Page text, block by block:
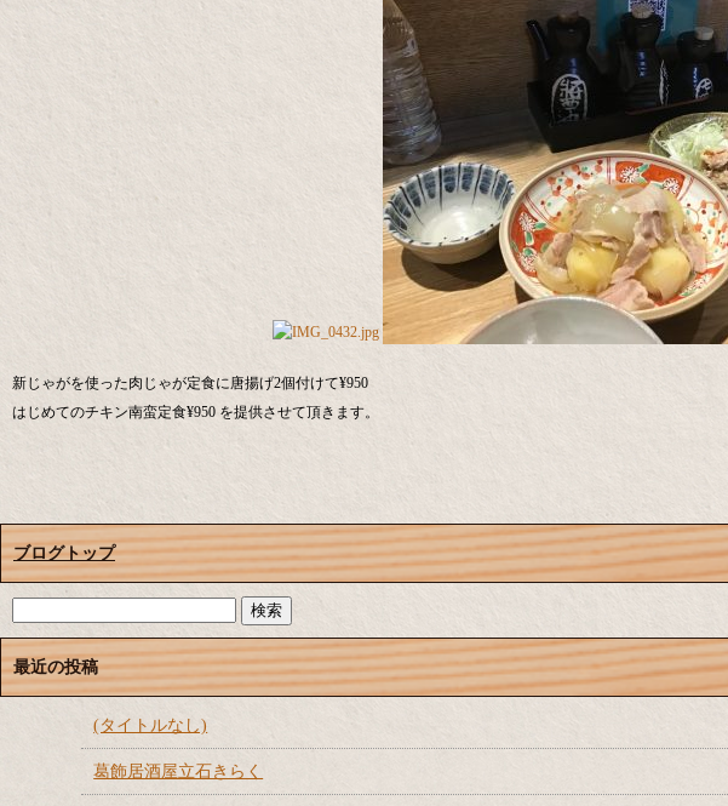
新じゃがを使った肉じゃが定食に唐揚げ2個付けて¥950
はじめてのチキン南蛮定食¥950 を提供させて頂きます。
ブログトップ
最近の投稿
(タイトルなし)
葛飾居酒屋立石きらく